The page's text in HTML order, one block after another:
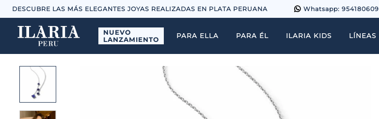
DESCUBRE LAS MÁS ELEGANTES JOYAS REALIZADAS EN PLATA PERUANA Whatsapp: 954180609
NUEVO
LANZAMIENTO
PARA ELLA PARA ÉL ILARIA KIDS LÍNEAS